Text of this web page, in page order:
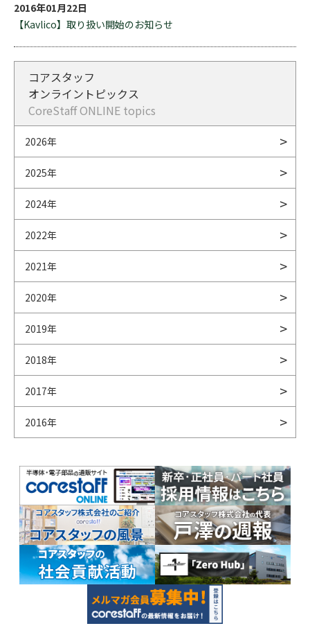
2016年01月22日
【Kavlico】取り扱い開始のお知らせ
コアスタッフ
オンライントピックス
CoreStaff ONLINE topics
2026年
2025年
2024年
2022年
2021年
2020年
2019年
2018年
2017年
2016年